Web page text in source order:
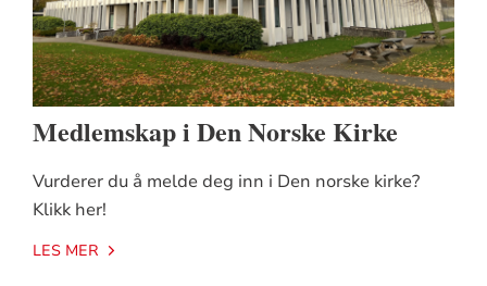
Medlemskap i Den Norske Kirke
Vurderer du å melde deg inn i Den norske kirke?
Klikk her!
LES MER